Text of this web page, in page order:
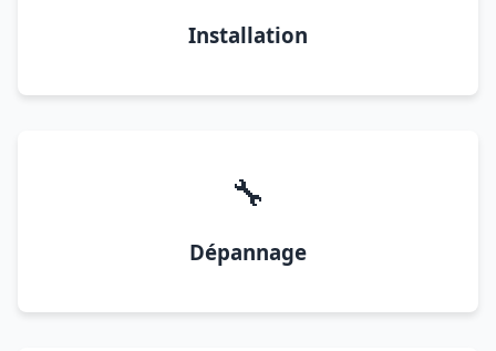
Installation
🔧
Dépannage